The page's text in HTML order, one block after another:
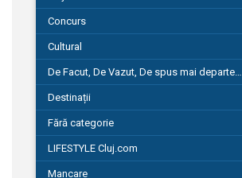
Concurs
Cultural
De Facut, De Vazut, De spus mai departe…
Destinații
Fără categorie
LIFESTYLE Cluj.com
Mancare